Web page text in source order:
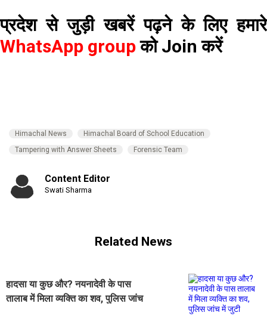
प्रदेश से जुड़ी खबरें पढ़ने के लिए हमारे
WhatsApp groupको Join करें
Himachal News
Himachal Board of School Education
Tampering with Answer Sheets
Forensic Team
Content Editor
Swati Sharma
Related News
हादसा या कुछ और? नयनादेवी के पास
तालाब में मिला व्यक्ति का शव, पुलिस जांच